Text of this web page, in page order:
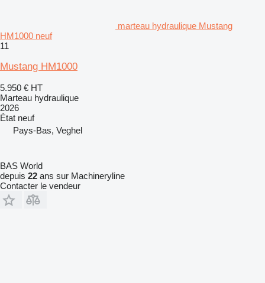
marteau hydraulique Mustang
HM1000 neuf
11
Mustang HM1000
5.950 € HT
Marteau hydraulique
2026
État neuf
Pays-Bas, Veghel
BAS World
depuis 22 ans sur Machineryline
Contacter le vendeur